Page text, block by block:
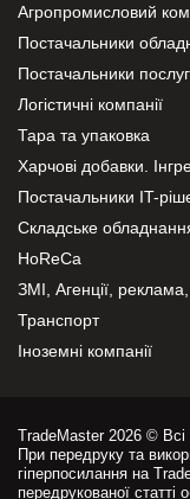
Агропромисловий
Постачальники
Постачальники послуг
Логістичні компанії
Тара та упаковка
Харчові добавки.
Постачальники IT-
Складське
HoReCa
ЗМІ, Агенції,
Транспорт
Іноземні компанії
TradeMaster 2026 © Всі
При передруку та
гіперпосилання на
передрукованої статті